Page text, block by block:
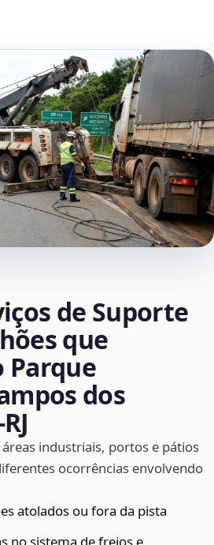
de Suporte
que
Parque
dos
industriais, portos e pátios
ocorrências envolvendo
atolados ou fora da pista